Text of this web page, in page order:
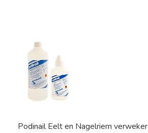
Podinail Eelt en Nagelriem verweker